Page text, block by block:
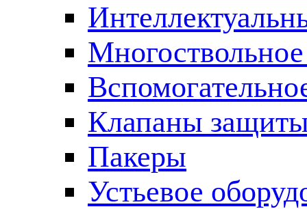
Клапаны
Пакеры
Устьевое